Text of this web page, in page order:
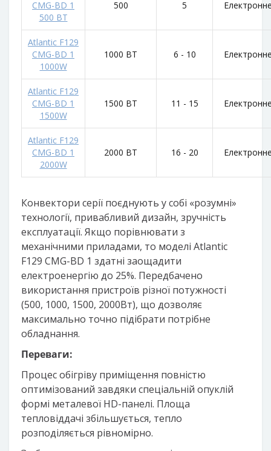
CMG-BD 1
500 ВТ
500 5
Atlantic F129
CMG-BD 1
1000W
1000 ВТ 6 - 10
Atlantic F129
CMG-BD 1
1500W
1500 ВТ 11 - 15
Atlantic F129
CMG-BD 1
2000W
2000 ВТ 16 - 20
Конвектори серії поєднують у собі «розумні»
технології, привабливий дизайн, зручність
експлуатації. Якщо порівнювати з
механічними приладами, то моделі Atlantic
F129 CMG-BD 1 здатні заощадити
електроенергію до 25%. Передбачено
використання пристроїв різної потужності
(500, 1000, 1500, 2000Вт), що дозволяє
максимально точно підібрати потрібне
обладнання.
Переваги:
Процес обігріву приміщення повністю
оптимізований завдяки спеціальній опуклій
формі металевої HD-панелі. Площа
тепловіддачі збільшується, тепло
розподіляється рівномірно.